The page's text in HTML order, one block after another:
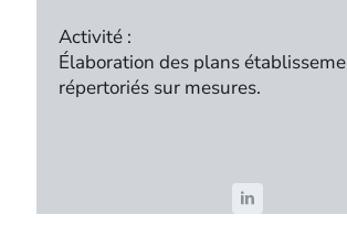
Activité :
Élaboration des plans
répertoriés sur mesures.